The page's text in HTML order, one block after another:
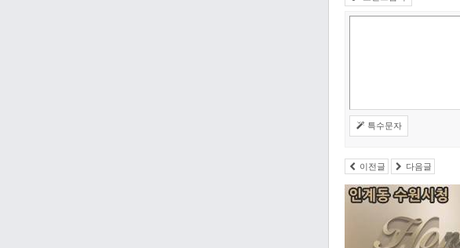
특수문자
이전글 다음글